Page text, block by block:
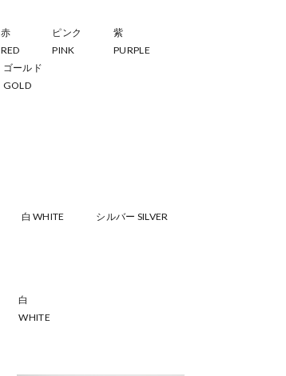
赤
RED
ピンク
PINK
紫
PURPLE
ゴールド
GOLD
白 WHITE
シルバー SILVER
白
WHITE